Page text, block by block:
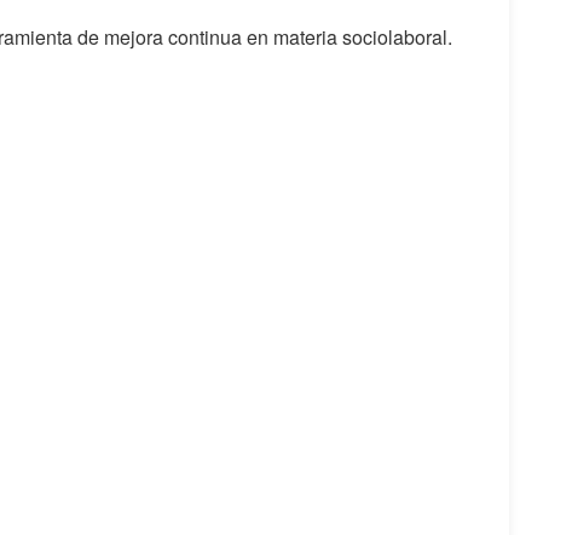
de mejora continua en materia sociolaboral.